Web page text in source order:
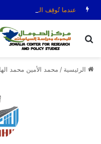
عندما تُوقِف السياسة
بحث عن
الرئيسية / محمد الأمين محمد